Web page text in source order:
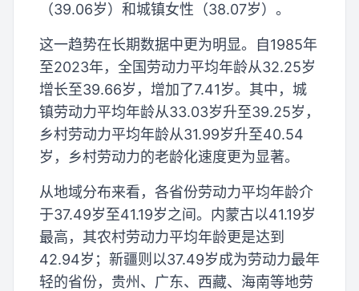
（39.06岁）和城镇女性（38.07岁）。
这一趋势在长期数据中更为明显。自1985年
至2023年，全国劳动力平均年龄从32.25岁
增长至39.66岁，增加了7.41岁。其中，城
镇劳动力平均年龄从33.03岁升至39.25岁，
乡村劳动力平均年龄从31.99岁升至40.54
岁，乡村劳动力的老龄化速度更为显著。
从地域分布来看，各省份劳动力平均年龄介
于37.49岁至41.19岁之间。内蒙古以41.19岁
最高，其农村劳动力平均年龄更是达到
42.94岁；新疆则以37.49岁成为劳动力最年
轻的省份，贵州、广东、西藏、海南等地劳